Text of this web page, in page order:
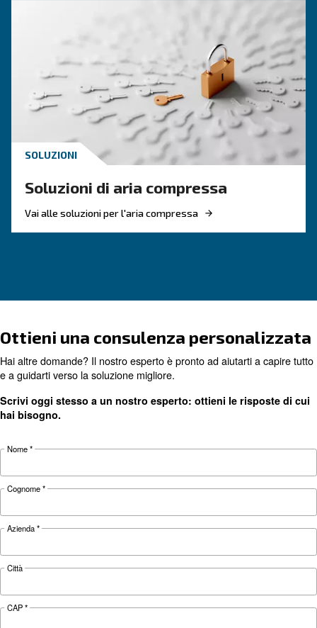
Guida completa alle tubazioni dell'aria
materiali, dimensionamento, layout e
per ridurre la caduta di pressione, controllare
dell'energia e migliorare l'affidabilità.
CONOSCERE L'ARIA COMPRESSA
Tutto quello che c'è da
sugli essiccatori
L'essiccatore serve a eliminare il vapore
principalmente nei settori in cui la qualità del
fa la differenza.